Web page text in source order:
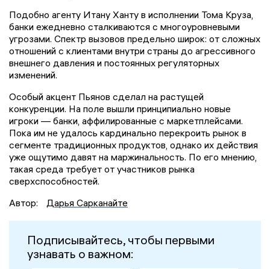
Подобно агенту Итану Ханту в исполнении Тома Круза,
банки ежедневно сталкиваются с многоуровневыми
угрозами. Спектр вызовов предельно широк: от сложных
отношений с клиентами внутри страны до агрессивного
внешнего давления и постоянных регуляторных
изменений.
Особый акцент Пьянов сделал на растущей
конкуренции. На поле вышли принципиально новые
игроки — банки, аффилированные с маркетплейсами.
Пока им не удалось кардинально перекроить рынок в
сегменте традиционных продуктов, однако их действия
уже ощутимо давят на маржинальность. По его мнению,
такая среда требует от участников рынка
сверхспособностей.
Автор:
Дарья Сарканайте
Подписывайтесь, чтобы первыми
узнавать о важном: